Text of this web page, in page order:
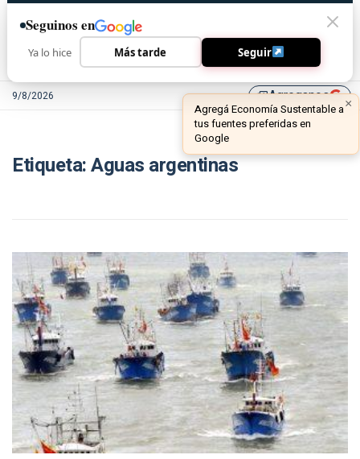
9/8/2026 library_addAgreganos ×
Agregá Economía Sustentable a
tus fuentes preferidas en
Google
Etiqueta:Aguas argentinas
Seguinos en
Ya lo hice Más tarde Seguir